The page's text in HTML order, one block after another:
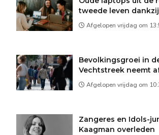
tweede leven
Afgelopen vrijdag om
Bevolkingsgroei in
Vechtstreek neemt
Afgelopen vrijdag om
Zangeres en Idols-
Kaagman overleden